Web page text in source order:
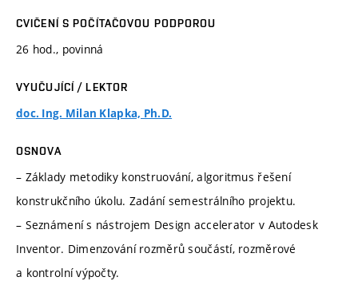
CVIČENÍ S POČÍTAČOVOU PODPOROU
26 hod., povinná
VYUČUJÍCÍ / LEKTOR
doc. Ing. Milan Klapka, Ph.D.
OSNOVA
– Základy metodiky konstruování, algoritmus řešení
konstrukčního úkolu. Zadání semestrálního projektu.
– Seznámení s nástrojem Design accelerator v Autodesk
Inventor. Dimenzování rozměrů součástí, rozměrové
a kontrolní výpočty.